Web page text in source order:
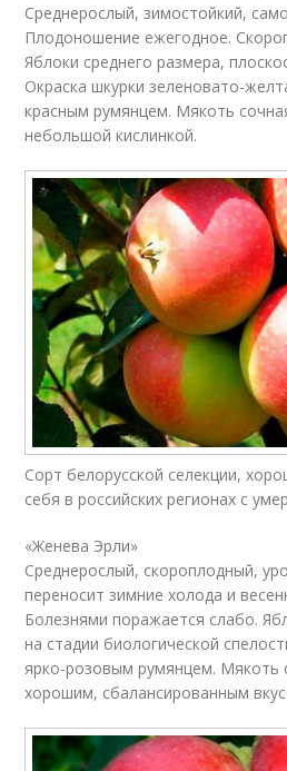
Среднерослый, зимостойкий,
Плодоношение ежегодное.
Яблоки среднего размера,
Окраска шкурки зеленовато-
красным румянцем. Мякоть
небольшой кислинкой.
Сорт белорусской селекции,
себя в российских регионах с
«Женева Эрли»
Среднерослый, скороплодный,
переносит зимние холода и
Болезнями поражается слабо.
на стадии биологической
ярко-розовым румянцем. Мякоть
хорошим, сбалансированным